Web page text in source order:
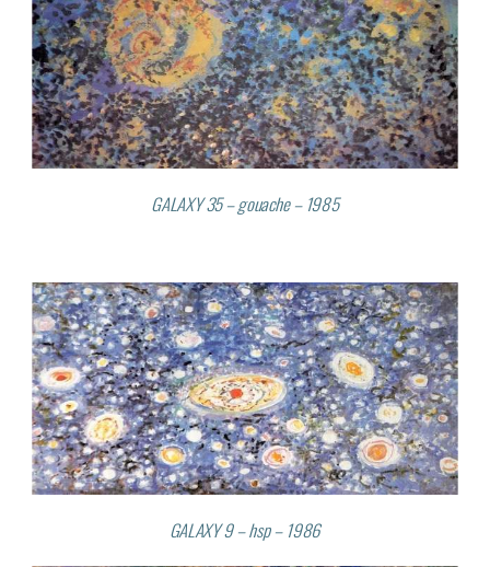
GALAXY 35 – gouache – 1985
GALAXY 9 – hsp – 1986